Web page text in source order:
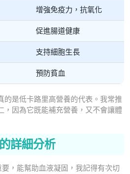
增強免疫力，抗氧化
促進腸道健康
支持細胞生長
預防貧血
的是低卡路里高營養的代表。我常推
，因為它既能補充營養，又不會讓體
詳細分析
，能幫助血液凝固，我記得有次切